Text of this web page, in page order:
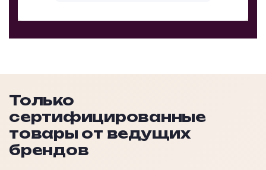
Только
сертифицированные
товары от ведущих
брендов